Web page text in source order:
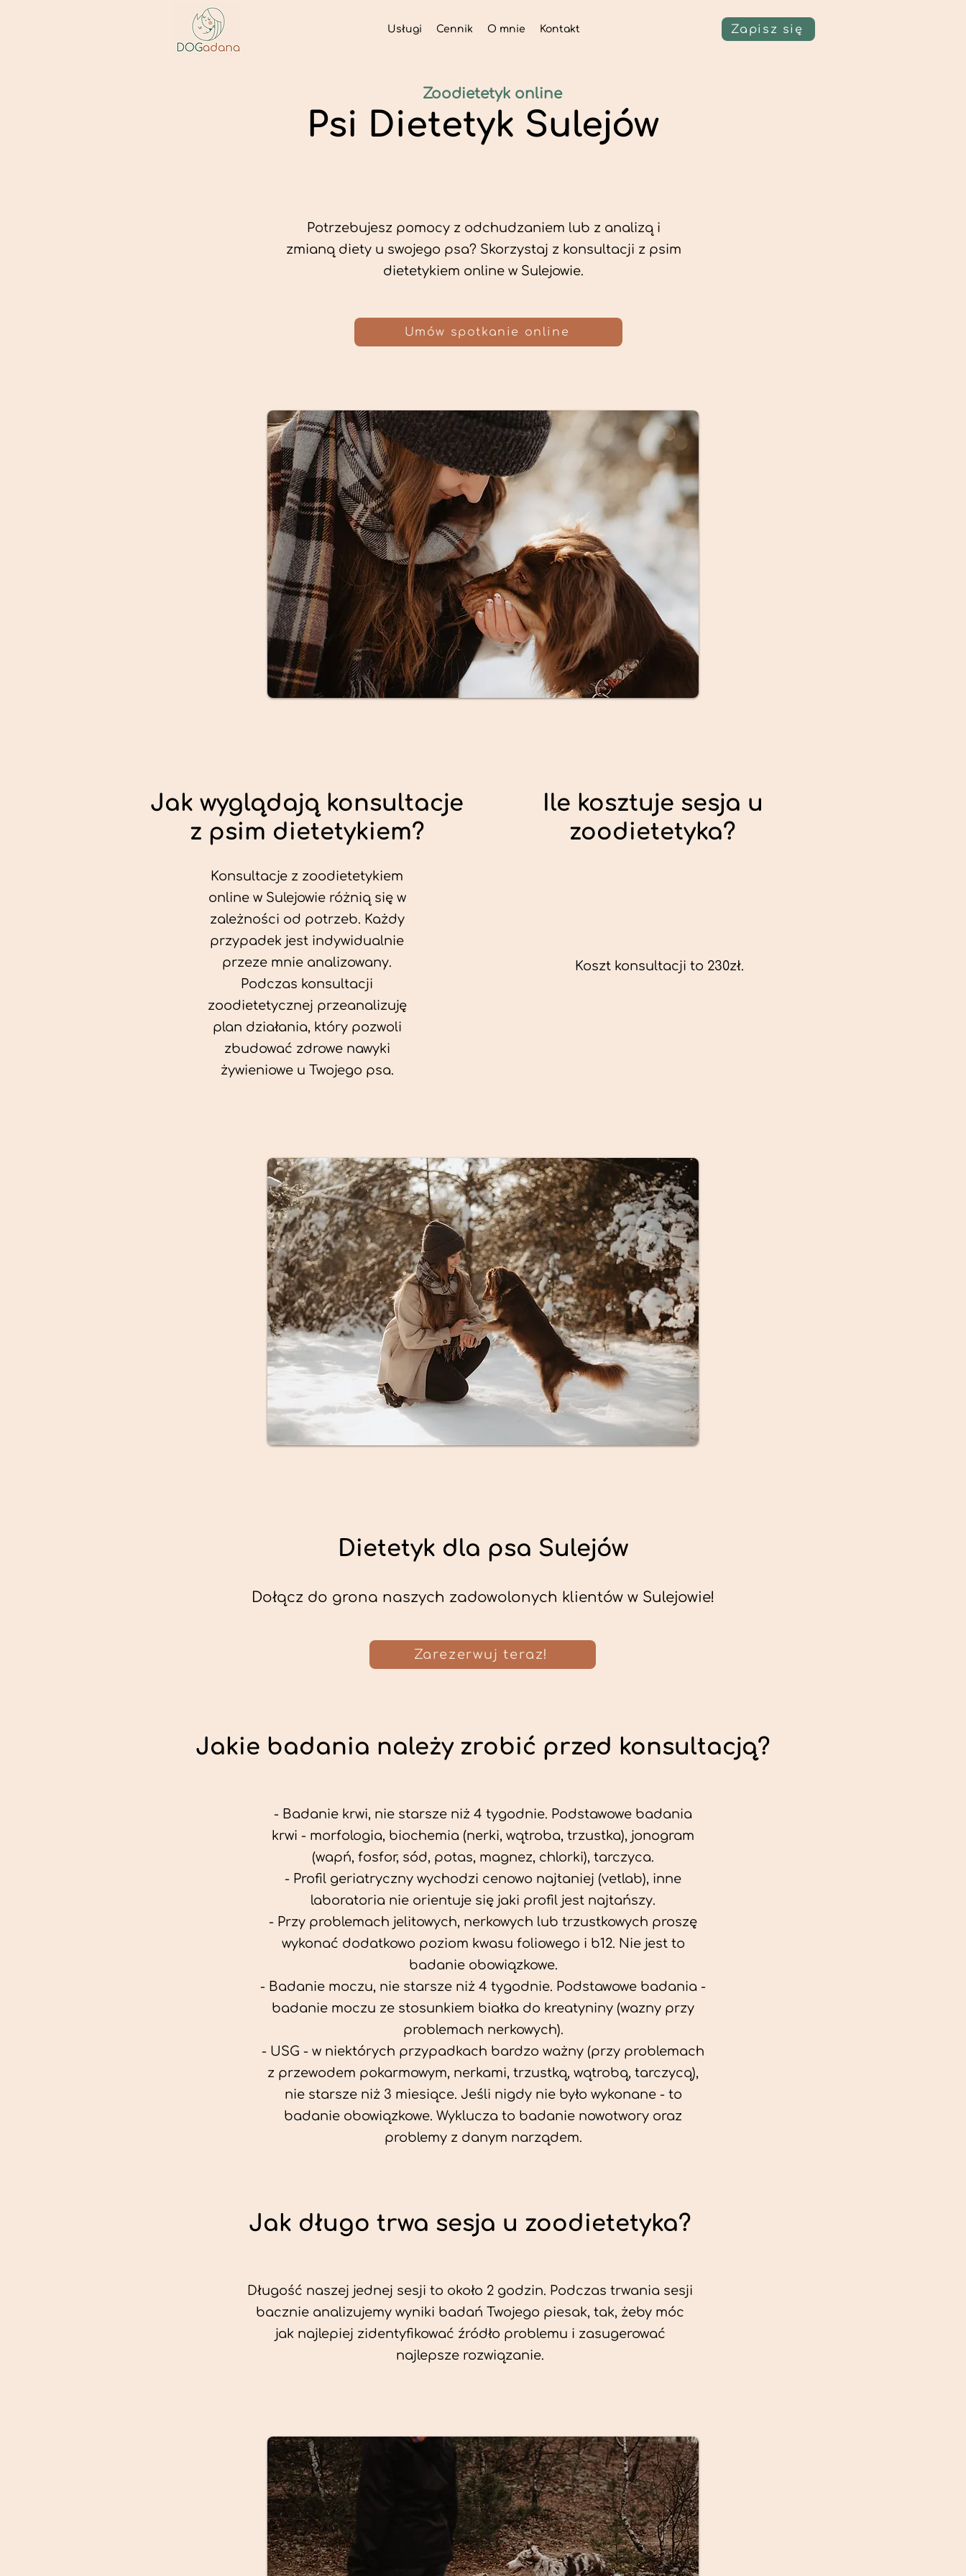
Usługi Cennik O mnie Kontakt Zapisz się
Psi Dietetyk Sulejów
Potrzebujesz pomocy z odchudzaniem lub z analizą i
zmianą diety u swojego psa? Skorzystaj z konsultacji z psim
dietetykiem online w Sulejowie.
Zoodietetyk online
Umów spotkanie online
Jak wyglądają konsultacje
z psim dietetykiem?
Konsultacje z zoodietetykiem
online w Sulejowie różnią się w
zależności od potrzeb. Każdy
przypadek jest indywidualnie
przeze mnie analizowany.
Podczas konsultacji
zoodietetycznej przeanalizuję
plan działania, który pozwoli
zbudować zdrowe nawyki
żywieniowe u Twojego psa.
Ile kosztuje sesja u
zoodietetyka?
Koszt konsultacji to 230zł.
Dietetyk dla psa Sulejów
Dołącz do grona naszych zadowolonych klientów w Sulejowie!
Zarezerwuj teraz!
Jakie badania należy zrobić przed konsultacją?
- Badanie krwi, nie starsze niż 4 tygodnie. Podstawowe badania
krwi - morfologia, biochemia (nerki, wątroba, trzustka), jonogram
(wapń, fosfor, sód, potas, magnez, chlorki), tarczyca.
- Profil geriatryczny wychodzi cenowo najtaniej (vetlab), inne
laboratoria nie orientuje się jaki profil jest najtańszy.
- Przy problemach jelitowych, nerkowych lub trzustkowych proszę
wykonać dodatkowo poziom kwasu foliowego i b12. Nie jest to
badanie obowiązkowe.
- Badanie moczu, nie starsze niż 4 tygodnie. Podstawowe badania -
badanie moczu ze stosunkiem białka do kreatyniny (wazny przy
problemach nerkowych).
- USG - w niektórych przypadkach bardzo ważny (przy problemach
z przewodem pokarmowym, nerkami, trzustką, wątrobą, tarczycą),
nie starsze niż 3 miesiące. Jeśli nigdy nie było wykonane - to
badanie obowiązkowe. Wyklucza to badanie nowotwory oraz
problemy z danym narządem.
Jak długo trwa sesja u zoodietetyka?
Długość naszej jednej sesji to około 2 godzin. Podczas trwania sesji
bacznie analizujemy wyniki badań Twojego piesak, tak, żeby móc
jak najlepiej zidentyfikować źródło problemu i zasugerować
najlepsze rozwiązanie.